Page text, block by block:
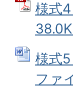
様式
様式
ファ